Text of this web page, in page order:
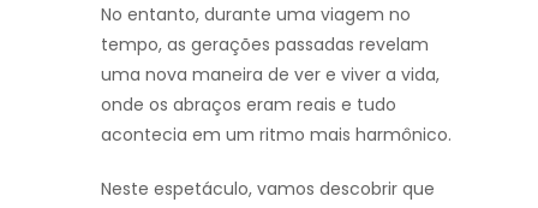
No entanto, durante uma viagem no
tempo, as gerações passadas revelam
uma nova maneira de ver e viver a vida,
onde os abraços eram reais e tudo
acontecia em um ritmo mais harmônico.
Neste espetáculo, vamos descobrir que